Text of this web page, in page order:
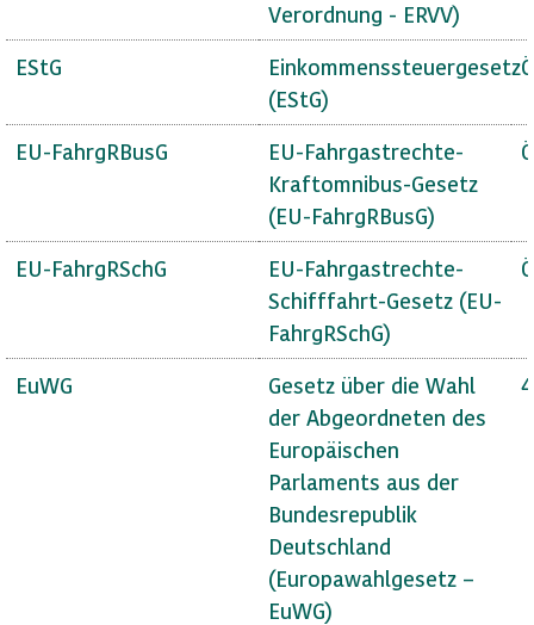
Verordnung - ERVV)
EStG
Einkommenssteuergesetz
(EStG)
EU-FahrgRBusG
EU-Fahrgastrechte-
Kraftomnibus-Gesetz
(EU-FahrgRBusG)
EU-FahrgRSchG
EU-Fahrgastrechte-
Schifffahrt-Gesetz (EU-
FahrgRSchG)
EuWG
Gesetz über die Wahl
der Abgeordneten des
Europäischen
Parlaments aus der
Bundesrepublik
Deutschland
(Europawahlgesetz –
EuWG)